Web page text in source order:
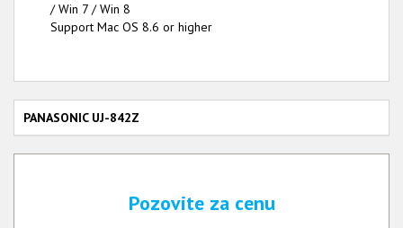
/ Win 7 / Win 8
Support Mac OS 8.6 or higher
PANASONIC UJ-842Z
Pozovite za cenu